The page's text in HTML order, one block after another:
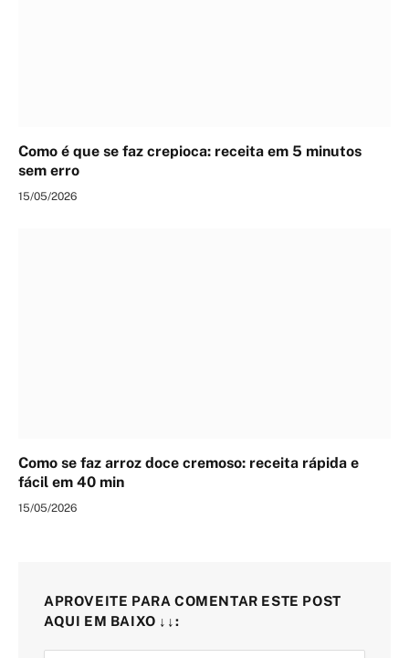
Como é que se faz crepioca: receita em 5 minutos
sem erro
15/05/2026
Como se faz arroz doce cremoso: receita rápida e
fácil em 40 min
15/05/2026
APROVEITE PARA COMENTAR ESTE POST
AQUI EM BAIXO ↓↓: